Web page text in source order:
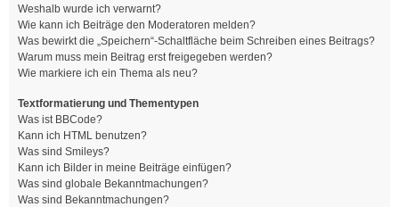
Weshalb wurde ich verwarnt?
Wie kann ich Beiträge den Moderatoren melden?
Was bewirkt die „Speichern“-Schaltfläche beim Schreiben eines Beitrags?
Warum muss mein Beitrag erst freigegeben werden?
Wie markiere ich ein Thema als neu?
Textformatierung und Thementypen
Was ist BBCode?
Kann ich HTML benutzen?
Was sind Smileys?
Kann ich Bilder in meine Beiträge einfügen?
Was sind globale Bekanntmachungen?
Was sind Bekanntmachungen?